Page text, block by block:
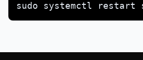
sudo systemctl restart